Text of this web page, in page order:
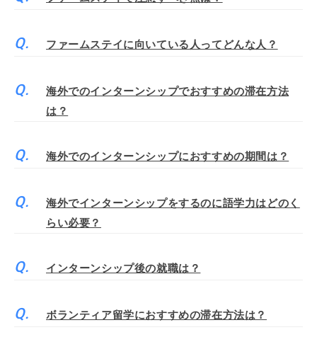
ファームステイに向いている人ってどんな人？
海外でのインターンシップでおすすめの滞在方法
は？
海外でのインターンシップにおすすめの期間は？
海外でインターンシップをするのに語学力はどのく
らい必要？
インターンシップ後の就職は？
ボランティア留学におすすめの滞在方法は？